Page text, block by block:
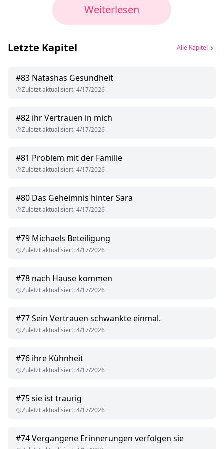
Weiterlesen
Letzte Kapitel Alle Kapitel
#83 Natashas Gesundheit
Zuletzt aktualisiert:4/17/2026
#82 ihr Vertrauen in mich
Zuletzt aktualisiert:4/17/2026
#81 Problem mit der Familie
Zuletzt aktualisiert:4/17/2026
#80 Das Geheimnis hinter Sara
Zuletzt aktualisiert:4/17/2026
#79 Michaels Beteiligung
Zuletzt aktualisiert:4/17/2026
#78 nach Hause kommen
Zuletzt aktualisiert:4/17/2026
#77Sein Vertrauen schwankte einmal.
Zuletzt aktualisiert:4/17/2026
#76 ihre Kühnheit
Zuletzt aktualisiert:4/17/2026
#75sie ist traurig
Zuletzt aktualisiert:4/17/2026
#74Vergangene Erinnerungen verfolgen sie